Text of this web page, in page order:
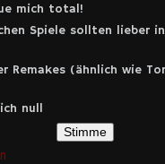
mich total!
Spiele sollten lieber
Remakes (ähnlich wie
null